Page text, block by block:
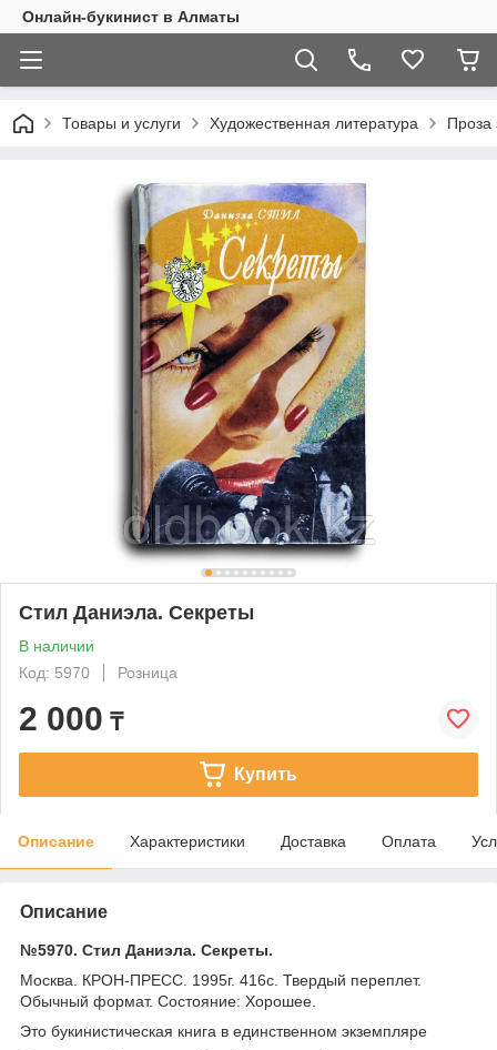
Онлайн-букинист в Алматы
Товары и услуги Художественная литература Проза
Стил Даниэла. Секреты
В наличии
Код: 5970
Розница
2 000 ₸
Купить
Описание Характеристики Доставка Оплата
Описание
№5970. Стил Даниэла. Секреты.
Москва. КРОН-ПРЕСС. 1995г. 416с. Твердый переплет.
Обычный формат. Состояние: Хорошее.
Это букинистическая книга в единственном экземпляре